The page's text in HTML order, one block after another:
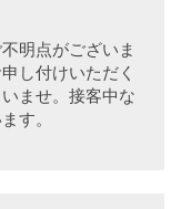
明点がございま
し付けいただく
ませ。接客中な
す。